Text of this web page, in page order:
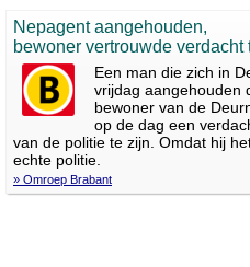
Nepagent aangehouden,
bewoner vertrouwde verdacht
Een man die zich in
vrijdag aangehouden
bewoner van de
op de dag een
van de politie te zijn. Omdat hij
echte politie.
» Omroep Brabant